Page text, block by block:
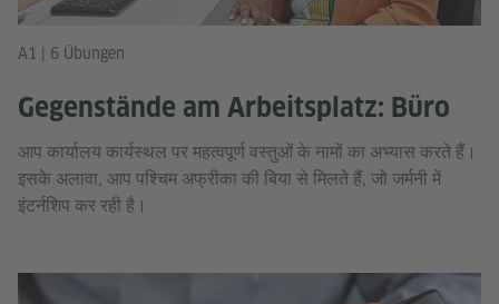
A1 | 6 Übungen
Gegenstände am Arbeitsplatz: Büro
आप कार्यालय कार्यस्थल पर महत्वपूर्ण वस्तुओं के नामों का अभ्यास करते हैं।
इसके अलावा, आप पश्चिम अफ्रीका की बिया से मिलते हैं, जो जर्मनी में
इंटर्नशिप कर रही है।